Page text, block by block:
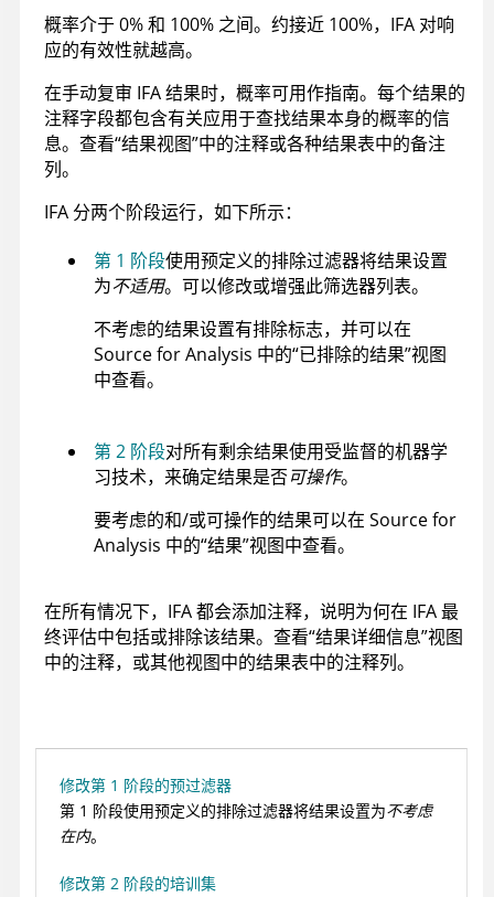
概率介于 0% 和 100% 之间。约接近 100%，IFA 对响
应的有效性就越高。
在手动复审 IFA 结果时，概率可用作指南。每个结果的
注释字段都包含有关应用于查找结果本身的概率的信
息。查看“结果视图”中的注释或各种结果表中的备注
列。
IFA 分两个阶段运行，如下所示：
第 1 阶段使用预定义的排除过滤器将结果设置
为不适用。可以修改或增强此筛选器列表。
不考虑的结果设置有排除标志，并可以在
Source for Analysis 中的“已排除的结果”视图
中查看。
第 2 阶段对所有剩余结果使用受监督的机器学
习技术，来确定结果是否可操作。
要考虑的和/或可操作的结果可以在 Source for
Analysis 中的“结果”视图中查看。
在所有情况下，IFA 都会添加注释，说明为何在 IFA 最
终评估中包括或排除该结果。查看“结果详细信息”视图
中的注释，或其他视图中的结果表中的注释列。
修改第 1 阶段的预过滤器
第 1 阶段使用预定义的排除过滤器将结果设置为不考虑
在内。
修改第 2 阶段的培训集